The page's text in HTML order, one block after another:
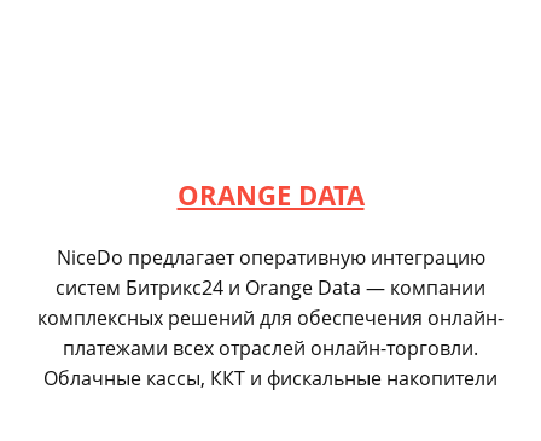
ORANGE DATA
NiceDo предлагает оперативную интеграцию
систем Битрикс24 и Orange Data — компании
комплексных решений для обеспечения онлайн-
платежами всех отраслей онлайн-торговли.
Облачные кассы, ККТ и фискальные накопители